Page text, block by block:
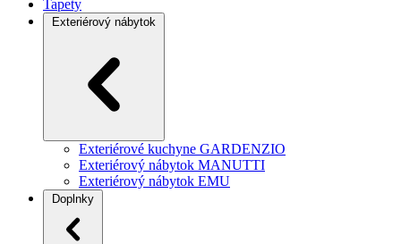
Tapety
Exteriérový nábytok
Exteriérové kuchyne GARDENZIO
Exteriérový nábytok MANUTTI
Exteriérový nábytok EMU
Doplnky